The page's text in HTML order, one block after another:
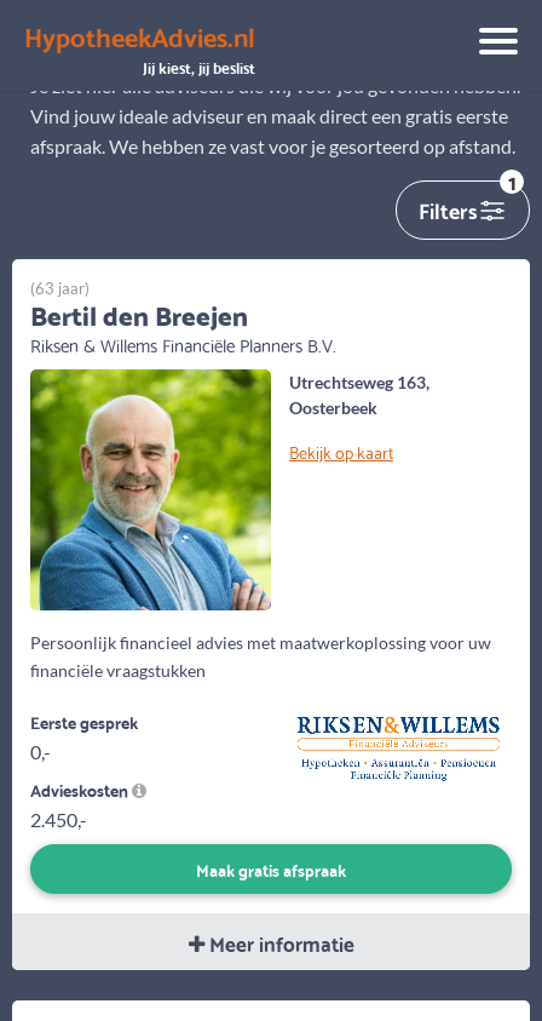
HypotheekAdvies.nl
Jij kiest, jij beslist
Alle adviseurs
Je ziet hier alle adviseurs die wij voor jou gevonden hebben.
Vind jouw ideale adviseur en maak direct een gratis eerste
afspraak. We hebben ze vast voor je gesorteerd op afstand.
Filters
1
Utrechtseweg 163,
Oosterbeek
Bekijk op kaart
Persoonlijk financieel advies met maatwerkoplossing voor uw
financiële vraagstukken
(63 jaar)
Bertil den Breejen
Riksen & Willems Financiële Planners B.V.
Eerste gesprek
0,-
Advieskosten
2.450,-
Maak gratis afspraak
Meer informatie